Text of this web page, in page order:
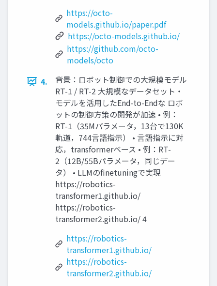
https://octo-
models.github.io/paper.pdf
https://octo-models.github.io/
https://github.com/octo-
models/octo
4.
背景：ロボット制御での大規模モデル
RT-1 / RT-2 大規模なデータセット・
モデルを活用したEnd-to-Endな ロボ
ットの制御方策の開発が加速 • 例：
RT-1（35Mパラメータ，13台で130K
軌道，744言語指示） • 言語指示に対
応，transformerベース • 例：RT-
2（12B/55Bパラメータ，同じデー
タ） • LLMのfinetuningで実現
https://robotics-
transformer1.github.io/
https://robotics-
transformer2.github.io/ 4
https://robotics-
transformer1.github.io/
https://robotics-
transformer2.github.io/